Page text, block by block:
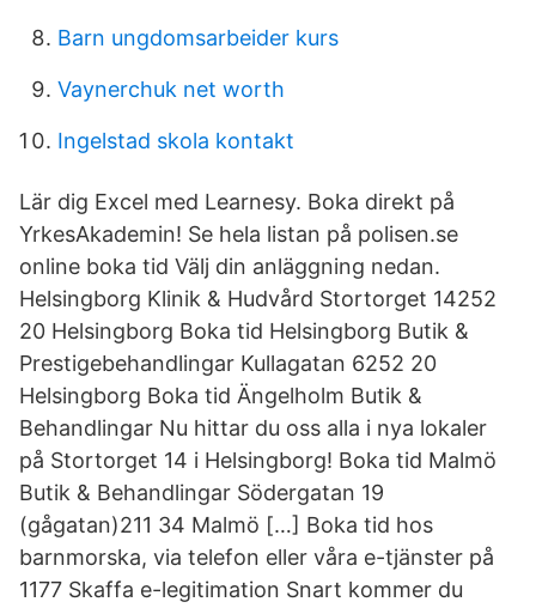
Barn ungdomsarbeider kurs
Vaynerchuk net worth
Ingelstad skola kontakt
Lär dig Excel med Learnesy. Boka direkt på
YrkesAkademin! Se hela listan på polisen.se
online boka tid Välj din anläggning nedan.
Helsingborg Klinik & Hudvård Stortorget 14252
20 Helsingborg Boka tid Helsingborg Butik &
Prestigebehandlingar Kullagatan 6252 20
Helsingborg Boka tid Ängelholm Butik &
Behandlingar Nu hittar du oss alla i nya lokaler
på Stortorget 14 i Helsingborg! Boka tid Malmö
Butik & Behandlingar Södergatan 19
(gågatan)211 34 Malmö […] Boka tid hos
barnmorska, via telefon eller våra e-tjänster på
1177 Skaffa e-legitimation Snart kommer du